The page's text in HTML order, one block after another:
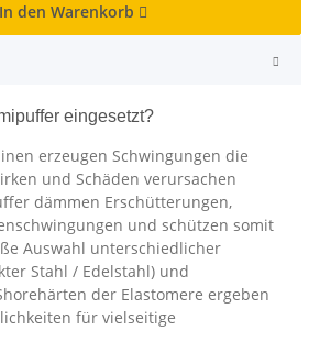
In den Warenkorb
eingesetzt?
erzeugen Schwingungen die
und Schäden verursachen
dämmen Erschütterungen,
und schützen somit
Auswahl unterschiedlicher
Stahl / Edelstahl) und
der Elastomere ergeben
für vielseitige